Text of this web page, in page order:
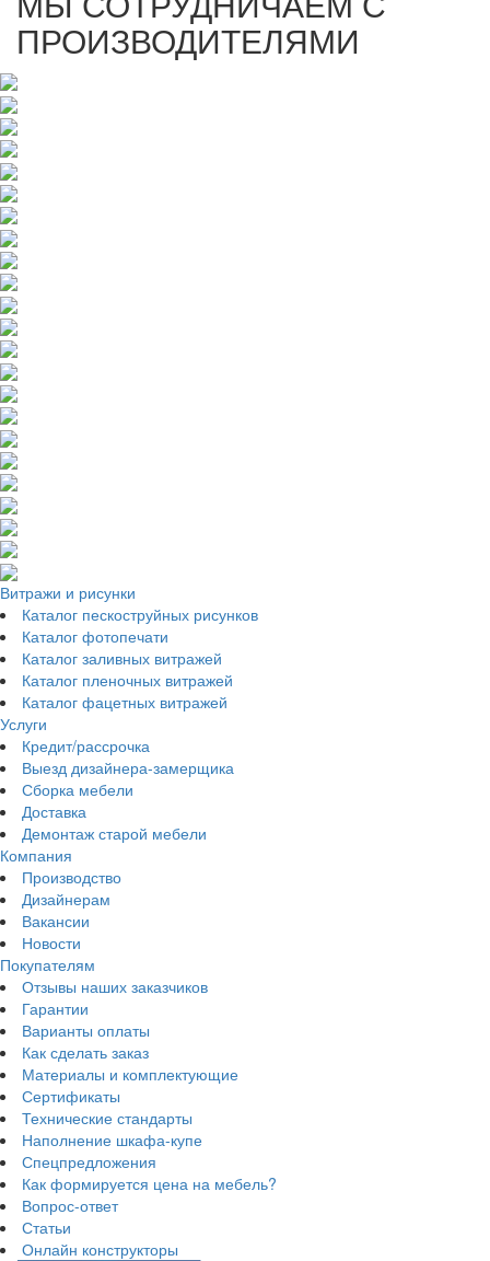
ПРОИЗВОДИТЕЛЯМИ
Витражи и рисунки
Каталог пескоструйных рисунков
Каталог фотопечати
Каталог заливных витражей
Каталог пленочных витражей
Каталог фацетных витражей
Услуги
Кредит/рассрочка
Выезд дизайнера-замерщика
Сборка мебели
Доставка
Демонтаж старой мебели
Компания
Производство
Дизайнерам
Вакансии
Новости
Покупателям
Отзывы наших заказчиков
Гарантии
Варианты оплаты
Как сделать заказ
Материалы и комплектующие
Сертификаты
Технические стандарты
Наполнение шкафа-купе
Спецпредложения
Как формируется цена на мебель?
Вопрос-ответ
Статьи
Онлайн конструкторы